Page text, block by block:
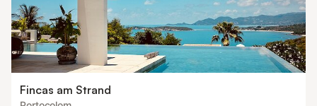
Fincas am Strand